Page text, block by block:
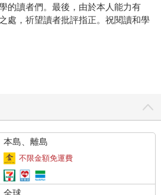
的讀者們。最後，由於本人能力有
處，祈望讀者批評指正。祝閱讀和學
本島、離島
不限金額免運費
全球